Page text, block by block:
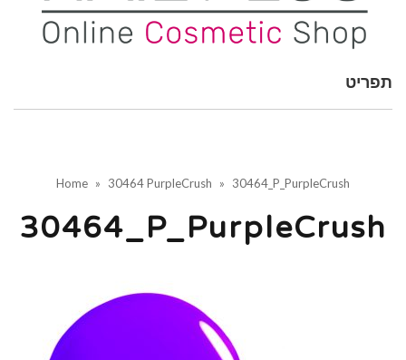
Toggle
תפריט
Home » 30464 PurpleCrush » 30464_P_PurpleCrush
30464_P_PurpleCrush